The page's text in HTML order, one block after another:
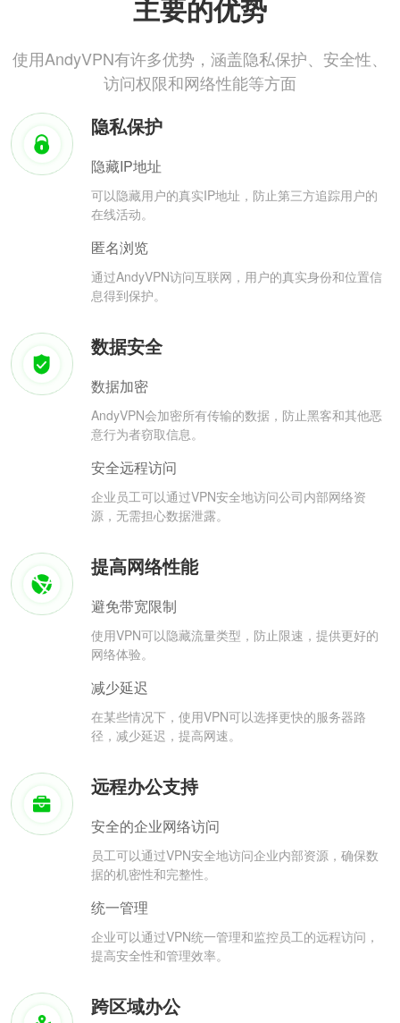
主要的优势
使用AndyVPN有许多优势，涵盖隐私保护、安全性、
访问权限和网络性能等方面
隐私保护
隐藏IP地址
可以隐藏用户的真实IP地址，防止第三方追踪用户的
在线活动。
匿名浏览
通过AndyVPN访问互联网，用户的真实身份和位置信
息得到保护。
数据安全
数据加密
AndyVPN会加密所有传输的数据，防止黑客和其他恶
意行为者窃取信息。
安全远程访问
企业员工可以通过VPN安全地访问公司内部网络资
源，无需担心数据泄露。
提高网络性能
避免带宽限制
使用VPN可以隐藏流量类型，防止限速，提供更好的
网络体验。
减少延迟
在某些情况下，使用VPN可以选择更快的服务器路
径，减少延迟，提高网速。
远程办公支持
安全的企业网络访问
员工可以通过VPN安全地访问企业内部资源，确保数
据的机密性和完整性。
统一管理
企业可以通过VPN统一管理和监控员工的远程访问，
提高安全性和管理效率。
跨区域办公